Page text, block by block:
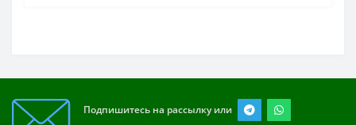
Подпишитесь на рассылку или